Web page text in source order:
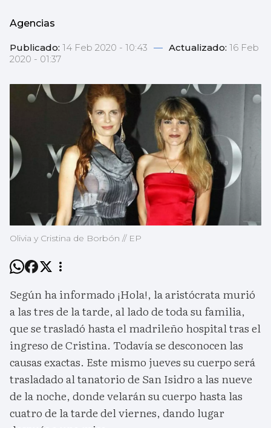
Agencias
Publicado: 14 Feb 2020 - 10:43 — Actualizado: 16 Feb
2020 - 01:37
Olivia y Cristina de Borbón // EP
Según ha informado ¡Hola!, la aristócrata murió
a las tres de la tarde, al lado de toda su familia,
que se trasladó hasta el madrileño hospital tras el
ingreso de Cristina. Todavía se desconocen las
causas exactas. Este mismo jueves su cuerpo será
trasladado al tanatorio de San Isidro a las nueve
de la noche, donde velarán su cuerpo hasta las
cuatro de la tarde del viernes, dando lugar